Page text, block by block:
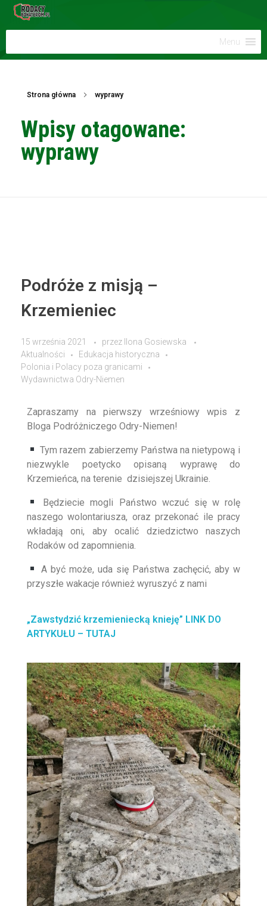
Menu
Strona główna wyprawy
Wpisy otagowane:
wyprawy
Podróże z misją –
Krzemieniec
15 września 2021 przez
Ilona Gosiewska
Aktualności
Edukacja historyczna
Polonia i Polacy poza granicami
Wydawnictwa Odry-Niemen
Zapraszamy na pierwszy wrześniowy wpis z
Bloga Podróżniczego Odry-Niemen!
Tym razem zabierzemy Państwa na nietypową i
niezwykle poetycko opisaną wyprawę do
Krzemieńca, na terenie dzisiejszej Ukrainie.
Będziecie mogli Państwo wczuć się w rolę
naszego wolontariusza, oraz przekonać ile pracy
wkładają oni, aby ocalić dziedzictwo naszych
Rodaków od zapomnienia.
A być może, uda się Państwa zachęcić, aby w
przyszłe wakacje również wyruszyć z nami
„Zawstydzić krzemieniecką knieję” LINK DO
ARTYKUŁU – TUTAJ